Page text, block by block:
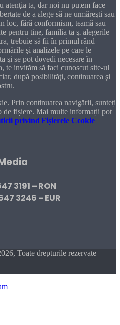
atenţia ta, dar noi nu putem face
de a alege să ne urmăreşti sau
loc, fără conformism, teamă sau
pentru tine, familia ta şi alegerile
trebuie să fii în primul rând
şi analizele pe care le
şi se pot dovedi necesare în
te invităm să faci cunoscut site-ul
după posibilităţi, continuarea şi
Prin continuarea navigării, sunteți
de fișiere. Mai multe informații pot
privind Fișierele Cookie
3191 – RON
3246 – EUR
Toate drepturile rezervate